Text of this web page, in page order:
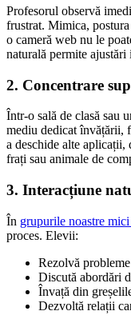
Profesorul observă
frustrat. Mimica,
o cameră web nu le
naturală permite
2. Concentrare
Într-o sală de clasă sau
mediu dedicat învățării,
a deschide alte aplicații,
frați sau animale de
3. Interacțiune
În grupurile noastre
proces. Elevii:
Rezolvă
Discută abordări
Învață din
Dezvoltă relații